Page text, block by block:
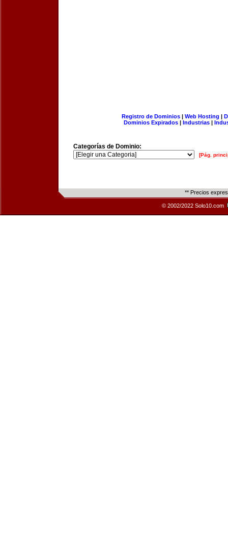
Registro de Dominios| Web Hosting |
Dominios Expirados | Industrias |
Categorías de Dominio:
[Pág.
** Precios
© 2002/2022 Solo10.com